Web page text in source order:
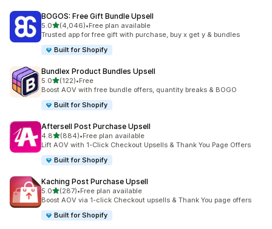
BOGOS: Free Gift Bundle Upsell
5.0เต็ม 5 ดาว
(4,046)
ทั้งหมด 4046 รีวิว
•Free plan available
Trusted app for free gift with purchase, buy x get y & bundles
Built for Shopify
Bundlex Product Bundles Upsell
5.0เต็ม 5 ดาว
(122)
ทั้งหมด 122 รีวิว
•Free
Boost AOV with free bundle offers, quantity breaks & BOGO
Built for Shopify
Aftersell Post Purchase Upsell
4.8เต็ม 5 ดาว
(884)
ทั้งหมด 884 รีวิว
•Free plan available
Lift AOV with 1-Click Checkout Upsells & Thank You Page Offers
Built for Shopify
Kaching Post Purchase Upsell
5.0เต็ม 5 ดาว
(287)
ทั้งหมด 287 รีวิว
•Free plan available
Boost AOV via 1-click Checkout upsells & Thank You page offers
Built for Shopify